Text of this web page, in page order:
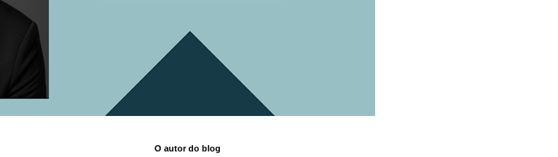
O autor do blog